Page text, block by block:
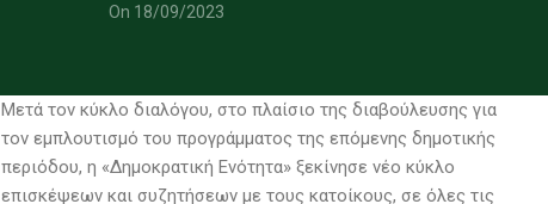
On 18/09/2023
Μετά τον κύκλο διαλόγου, στο πλαίσιο της διαβούλευσης για
τον εμπλουτισμό του προγράμματος της επόμενης δημοτικής
περιόδου, η «Δημοκρατική Ενότητα» ξεκίνησε νέο κύκλο
επισκέψεων και συζητήσεων με τους κατοίκους, σε όλες τις